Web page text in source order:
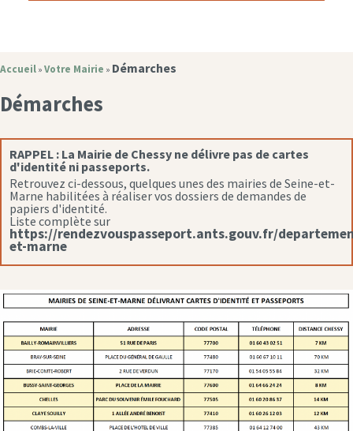
Accueil » Votre Mairie » Démarches
Démarches
RAPPEL : La Mairie de Chessy ne délivre pas de cartes
d'identité ni passeports.
Retrouvez ci-dessous, quelques unes des mairies de Seine-et-
Marne habilitées à réaliser vos dossiers de demandes de
papiers d'identité.
Liste complète sur
https://rendezvouspasseport.ants.gouv.fr/
et-marne